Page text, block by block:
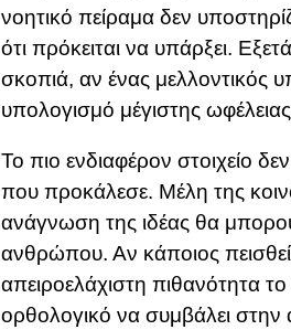
νοητικό πείραμα δεν
ότι πρόκειται να υπάρξει.
σκοπιά, αν ένας μελλοντικός
υπολογισμό μέγιστης
Το πιο ενδιαφέρον στοιχείο
που προκάλεσε. Μέλη της
ανάγνωση της ιδέας θα
ανθρώπου. Αν κάποιος
απειροελάχιστη πιθανότητα
ορθολογικό να συμβάλει